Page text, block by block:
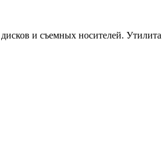
и съемных носителей.